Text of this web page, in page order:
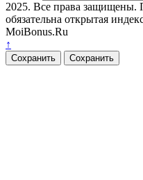
2025. Все права защищены.
обязательна открытая
MoiBonus.Ru
↑